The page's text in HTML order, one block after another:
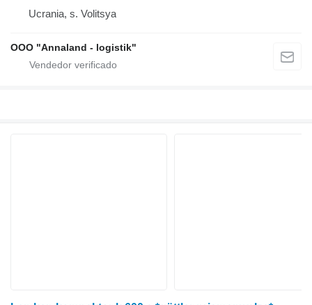
Ucrania, s. Volitsya
OOO "Annaland - logistik"